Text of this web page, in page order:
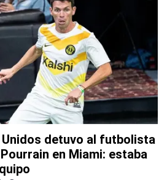
Unidos detuvo al futbolista
en Miami: estaba